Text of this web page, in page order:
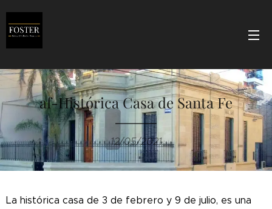
af-Histórica Casa de Santa Fe
12/05/2021
La histórica casa de 3 de febrero y 9 de julio, es una